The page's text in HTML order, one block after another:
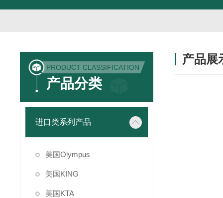
PRODUCT CLASSIFICATION
产品分类
进口类系列产品
美国Olympus
美国KING
美国KTA
产品展